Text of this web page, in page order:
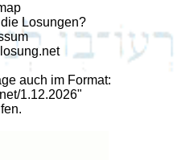
Losungen?
auch im Format:
1.12.2026"